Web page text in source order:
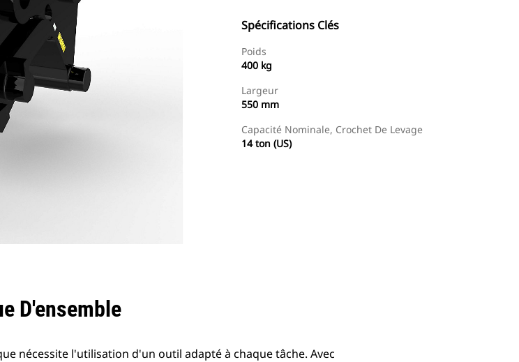
Spécifications Clés
Poids
400 kg
Largeur
550 mm
Capacité Nominale, Crochet De Levage
14 ton (US)
D'ensemble
nécessite l'utilisation d'un outil adapté à chaque tâche. Avec